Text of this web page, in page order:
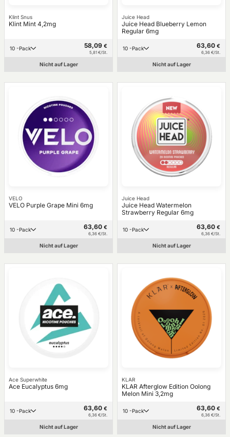
Klint Snus
Klint Mint 4,2mg
10 -Pack 58,09 €
5,81 €/St.
Nicht auf Lager
Juice Head
Juice Head Blueberry Lemon
Regular 6mg
10 -Pack 63,60 €
6,36 €/St.
Nicht auf Lager
VELO
VELO Purple Grape Mini 6mg
10 -Pack 63,60 €
6,36 €/St.
Nicht auf Lager
Juice Head
Juice Head Watermelon
Strawberry Regular 6mg
10 -Pack 63,60 €
6,36 €/St.
Nicht auf Lager
Ace Superwhite
Ace Eucalyptus 6mg
10 -Pack 63,60 €
6,36 €/St.
Nicht auf Lager
KLAR
KLAR Afterglow Edition Oolong
Melon Mini 3,2mg
10 -Pack 63,60 €
6,36 €/St.
Nicht auf Lager